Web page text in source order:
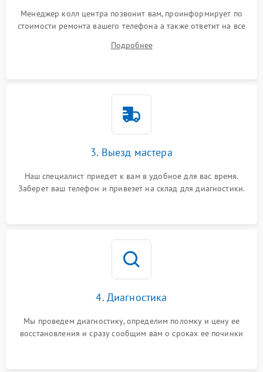
Менеджер колл центра позвонит вам, проинформирует по
стоимости ремонта вашего телефона а также ответит на все
Подробнее
3. Выезд мастера
Наш специалист приедет к вам в удобное для вас время.
Заберет ваш телефон и привезет на склад для диагностики.
4. Диагностика
Мы проведем диагностику, определим поломку и цену ее
восстановления и сразу сообщим вам о сроках ее починки